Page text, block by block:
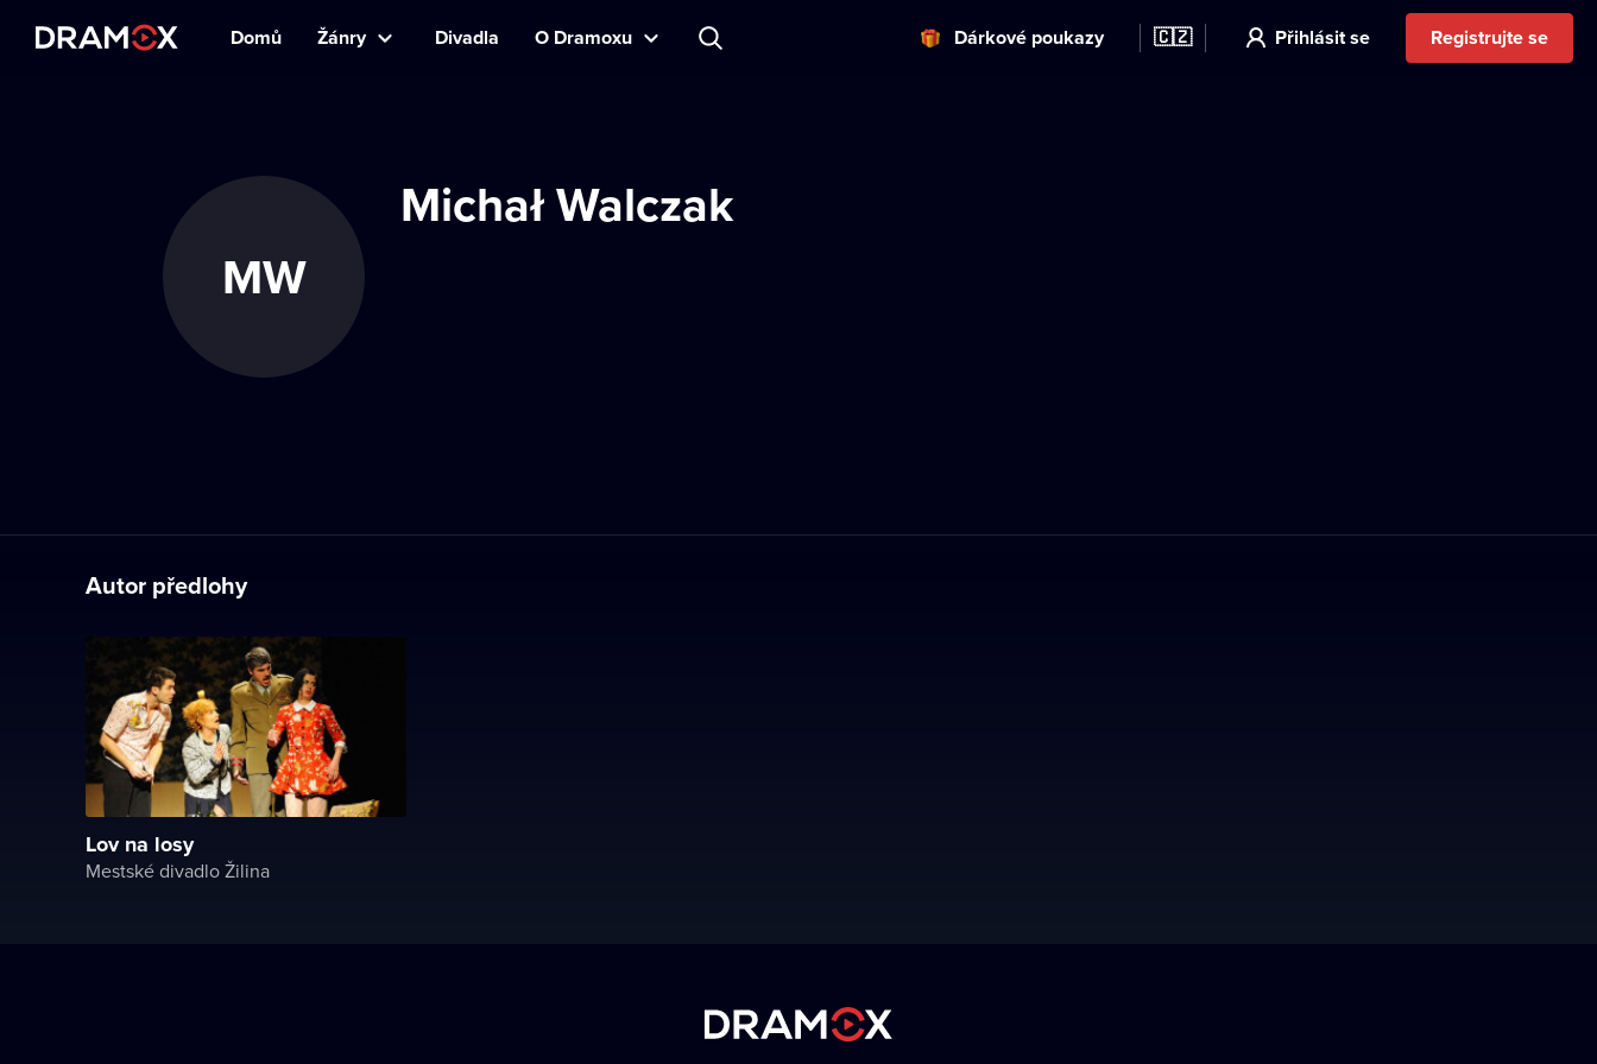
Domů Žánry Divadla O Dramoxu Dárkové poukazy 🇨🇿 Přihlásit se Registrujte se
MW
Michał Walczak
Autor předlohy
Lov na losy
Mestské divadlo Žilina